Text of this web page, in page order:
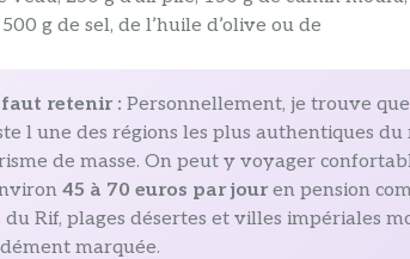
g de sel, de l’huile d’olive ou de
faut retenir : Personnellement, je trouve
l une des régions les plus authentiques du
de masse. On peut y voyager
45 à 70 euros par jouren pension
Rif, plages désertes et villes impériales
marquée.